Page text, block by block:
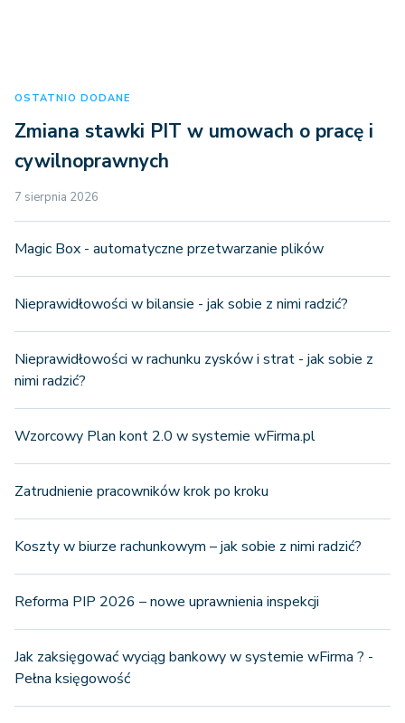
OSTATNIO DODANE
Zmiana stawki PIT w umowach o pracę i
cywilnoprawnych
7 sierpnia 2026
Magic Box - automatyczne przetwarzanie plików
Nieprawidłowości w bilansie - jak sobie z nimi radzić?
Nieprawidłowości w rachunku zysków i strat - jak sobie z
nimi radzić?
Wzorcowy Plan kont 2.0 w systemie wFirma.pl
Zatrudnienie pracowników krok po kroku
Koszty w biurze rachunkowym – jak sobie z nimi radzić?
Reforma PIP 2026 – nowe uprawnienia inspekcji
Jak zaksięgować wyciąg bankowy w systemie wFirma ? -
Pełna księgowość